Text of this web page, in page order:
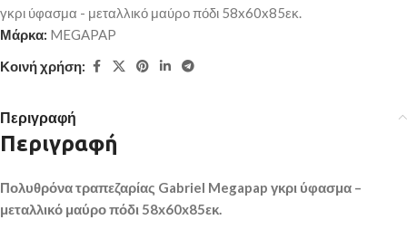
γκρι ύφασμα - μεταλλικό μαύρο πόδι 58x60x85εκ.
Μάρκα: MEGAPAP
Κοινή χρήση:
Περιγραφή
Περιγραφή
Πολυθρόνα τραπεζαρίας Gabriel Megapap γκρι ύφασμα –
μεταλλικό μαύρο πόδι 58x60x85εκ.